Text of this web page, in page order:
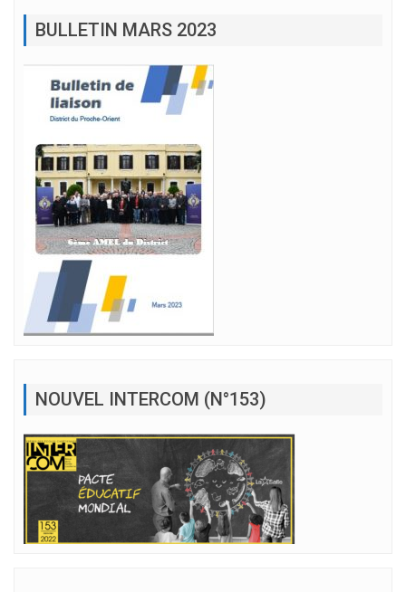
BULLETIN MARS 2023
NOUVEL INTERCOM (N°153)